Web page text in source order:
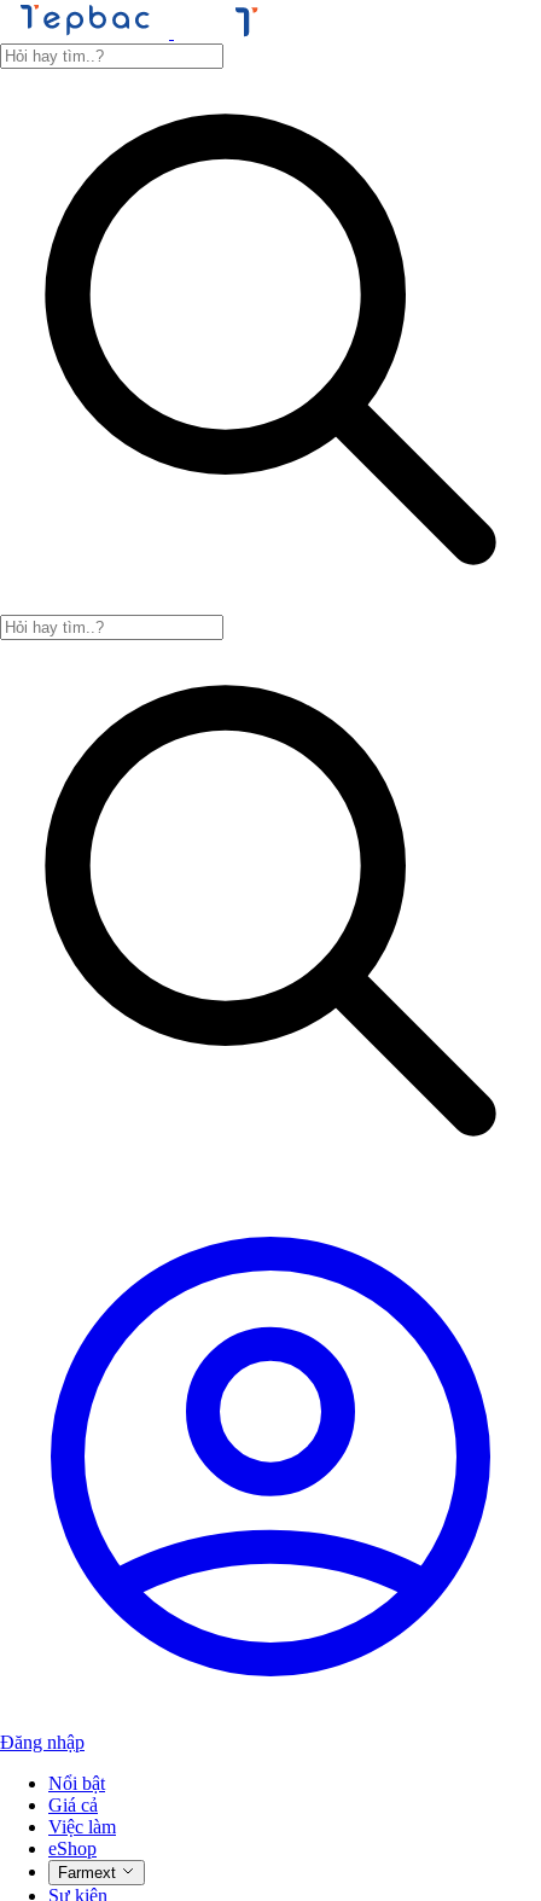
Đăng nhập
Nổi bật
Giá cả
Việc làm
eShop
Farmext
Sự kiện